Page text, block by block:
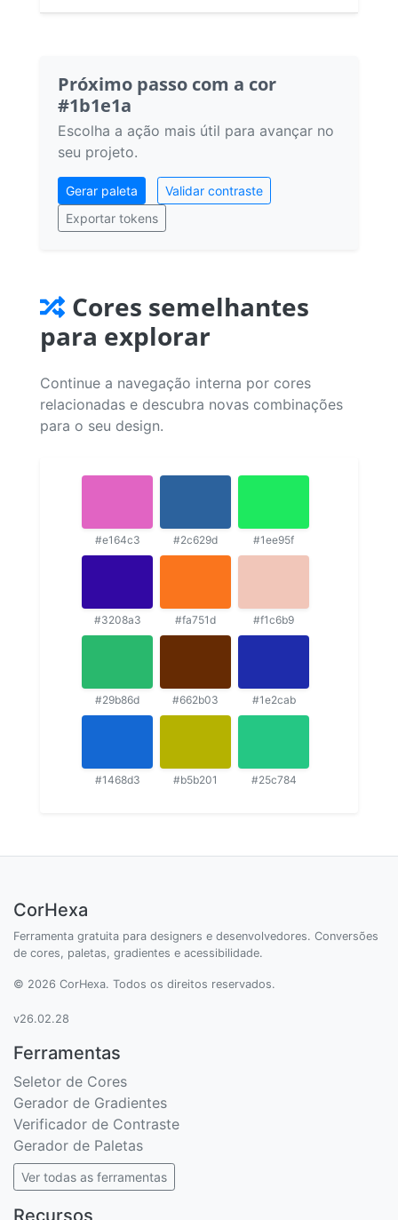
Próximo passo com a cor
#1b1e1a
Escolha a ação mais útil para avançar no
seu projeto.
Gerar paleta
Validar contraste
Exportar tokens
Cores semelhantes
para explorar
Continue a navegação interna por cores
relacionadas e descubra novas combinações
para o seu design.
#e164c3 #2c629d #1ee95f
#3208a3 #fa751d #f1c6b9
#29b86d #662b03 #1e2cab
#1468d3 #b5b201 #25c784
CorHexa
Ferramenta gratuita para designers e desenvolvedores. Conversões
de cores, paletas, gradientes e acessibilidade.
© 2026 CorHexa. Todos os direitos reservados.
v26.02.28
Ferramentas
Seletor de Cores
Gerador de Gradientes
Verificador de Contraste
Gerador de Paletas
Ver todas as ferramentas
Recursos